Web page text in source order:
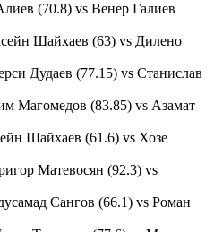
(70.8) vs Венер Галиев
Шайхаев (63) vs Дилено
Дудаев (77.15) vs Станислав
Магомедов (83.85) vs Азамат
Шайхаев (61.6) vs Хозе
Матевосян (92.3) vs
Сангов (66.1) vs Роман